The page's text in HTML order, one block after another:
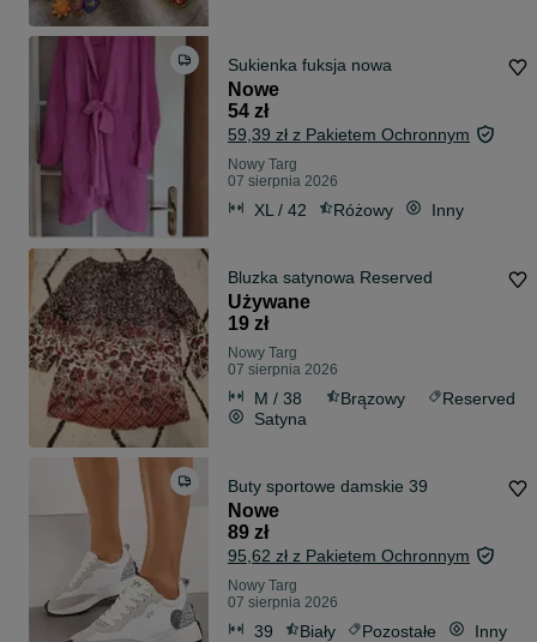
Sukienka fuksja nowa
Nowe
54 zł
59,39 zł z Pakietem Ochronnym
Nowy Targ
07 sierpnia 2026
XL / 42 Różowy Inny
Bluzka satynowa Reserved
Używane
19 zł
Nowy Targ
07 sierpnia 2026
M / 38 Brązowy
Reserved
Satyna
Buty sportowe damskie 39
Nowe
89 zł
95,62 zł z Pakietem Ochronnym
Nowy Targ
07 sierpnia 2026
39 Biały Pozostałe Inny